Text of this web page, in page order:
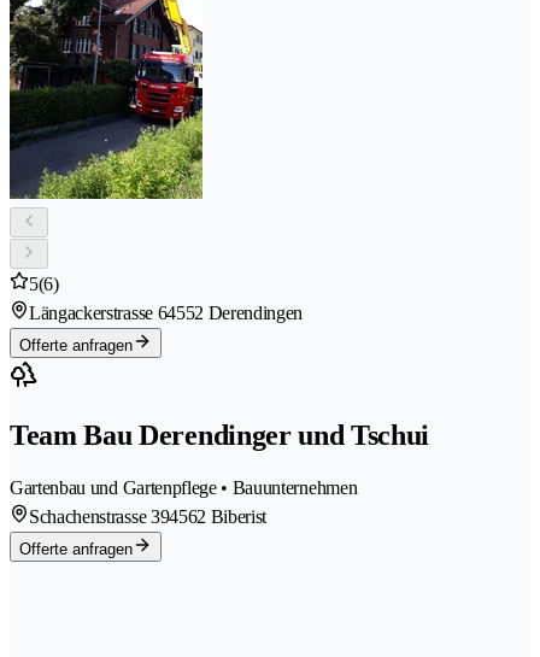
5(6)
Längackerstrasse 64552 Derendingen
Offerte anfragen
Team Bau Derendinger und Tschui
Gartenbau und Gartenpflege • Bauunternehmen
Schachenstrasse 394562 Biberist
Offerte anfragen